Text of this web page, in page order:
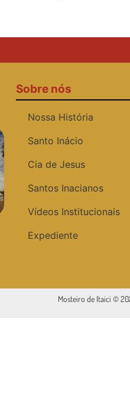
Sobre nós
Nossa História
Santo Inácio
Cia de Jesus
Santos Inacianos
Vídeos Institucionais
Expediente
Mosteiro de Itaici ©